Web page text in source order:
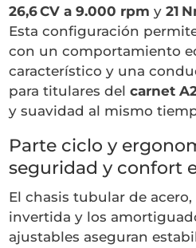
26,6 CV a 9.000 rpm y21
Esta configuración
con un comportamiento
característico y una
para titulares delcarnet
y suavidad al mismo
Parte ciclo y
seguridad y confort
El chasis tubular de
invertida y los
ajustables aseguran